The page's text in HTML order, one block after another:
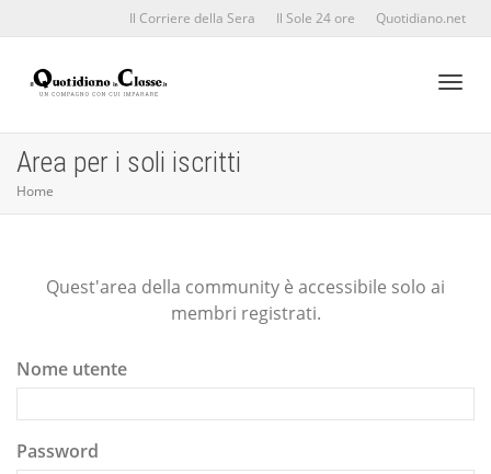
Il Corriere della Sera Il Sole 24 ore Quotidiano.net
Area per i soli iscritti
Home
Quest'area della community è accessibile solo ai
membri registrati.
Nome utente
Password